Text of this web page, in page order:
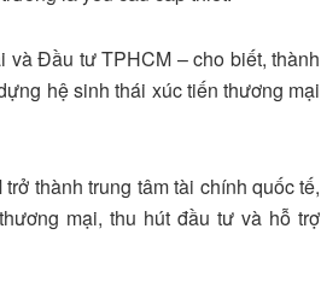
và Đầu tư TPHCM – cho biết, thành
hệ sinh thái xúc tiến thương mại
thành trung tâm tài chính quốc tế,
mại, thu hút đầu tư và hỗ trợ